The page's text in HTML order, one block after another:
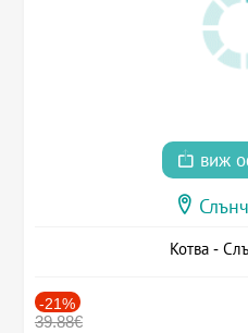
виж
Котва -
-21%
39.88€